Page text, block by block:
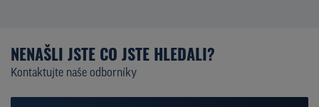
NENAŠLI JSTE CO JSTE HLEDALI?
Kontaktujte naše odborníky